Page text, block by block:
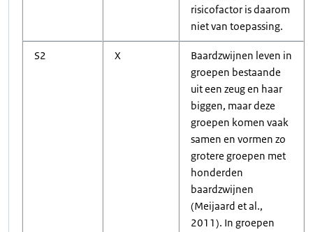
risicofactor is daarom
niet van toepassing.
S2 X
Baardzwijnen leven in
groepen bestaande
uit een zeug en haar
biggen, maar deze
groepen komen vaak
samen en vormen zo
grotere groepen met
honderden
baardzwijnen
(Meijaard et al.,
2011). In groepen